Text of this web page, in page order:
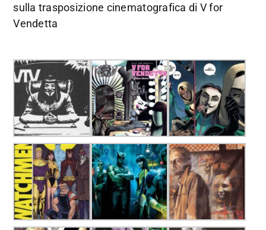
sulla trasposizione cinematografica di V for
Vendetta